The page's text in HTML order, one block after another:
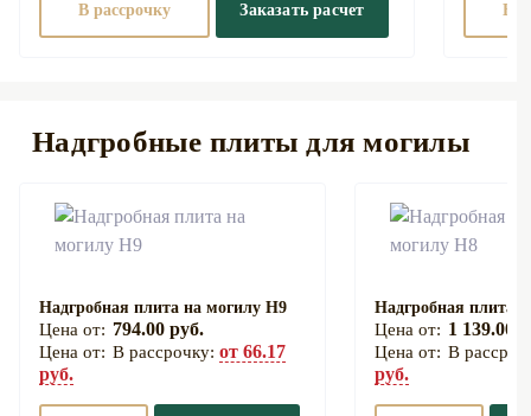
В рассрочку Заказать расчет В
Надгробные плиты для могилы
Надгробная плита на могилу Н9
794.00 руб.
В рассрочку: от 66.17
руб.
Надгробная плита
1 139.00
В
руб.